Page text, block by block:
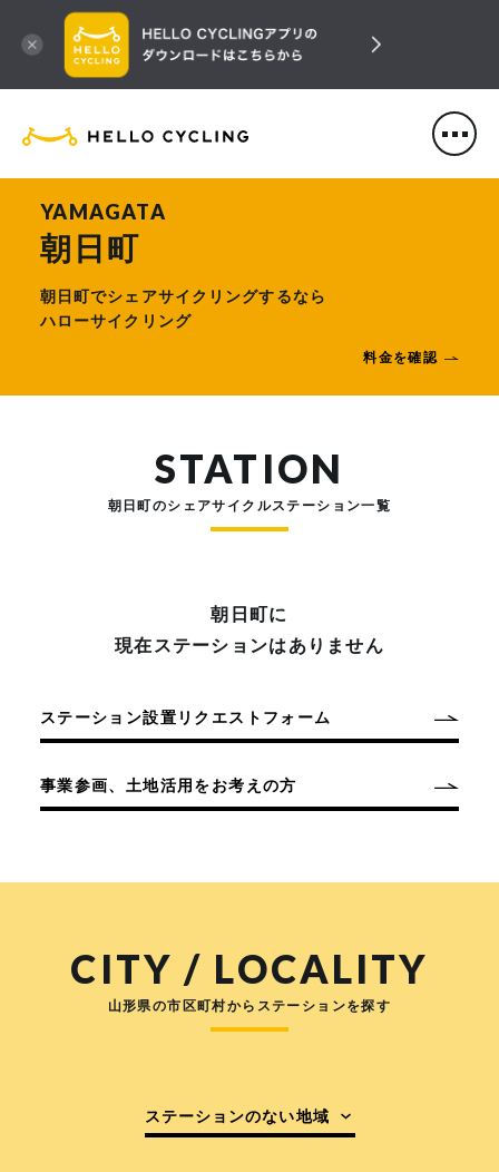
HELLO CYCLING（ハローサ
YAMAGATA
朝日町
朝日町でシェアサイクリングするなら
ハローサイクリング
料金を確認
STATION
朝日町のシェアサイクルステーション一覧
朝日町に
現在ステーションはありません
ステーション設置リクエストフォーム
事業参画、土地活用をお考えの方
CITY / LOCALITY
山形県の市区町村からステーションを探す
ステーションのない地域